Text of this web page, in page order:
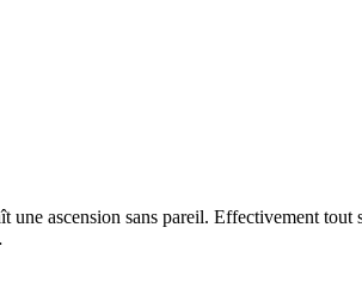
ascension sans pareil. Effectivement tout